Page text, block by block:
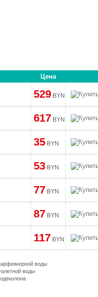
Цена
529 BYN
617 BYN
35 BYN
53 BYN
77 BYN
87 BYN
117 BYN
воды
воды